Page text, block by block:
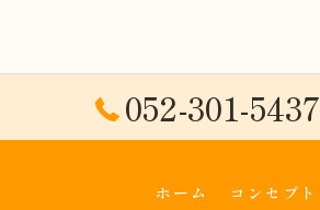
052-301-5437
ホーム コンセプト